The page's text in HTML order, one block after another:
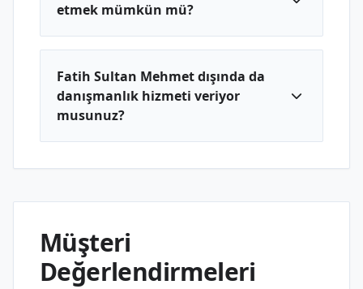
etmek mümkün mü?
Fatih Sultan Mehmet dışında da
danışmanlık hizmeti veriyor
musunuz?
Müşteri
Değerlendirmeleri